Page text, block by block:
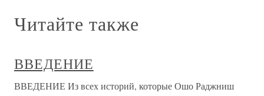
Читайте также
ВВЕДЕНИЕ
ВВЕДЕНИЕ Из всех историй, которые Ошо Раджниш